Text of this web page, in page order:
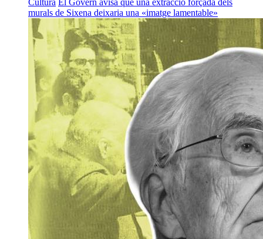
murals de Sixena deixaria una «imatge lamentable»